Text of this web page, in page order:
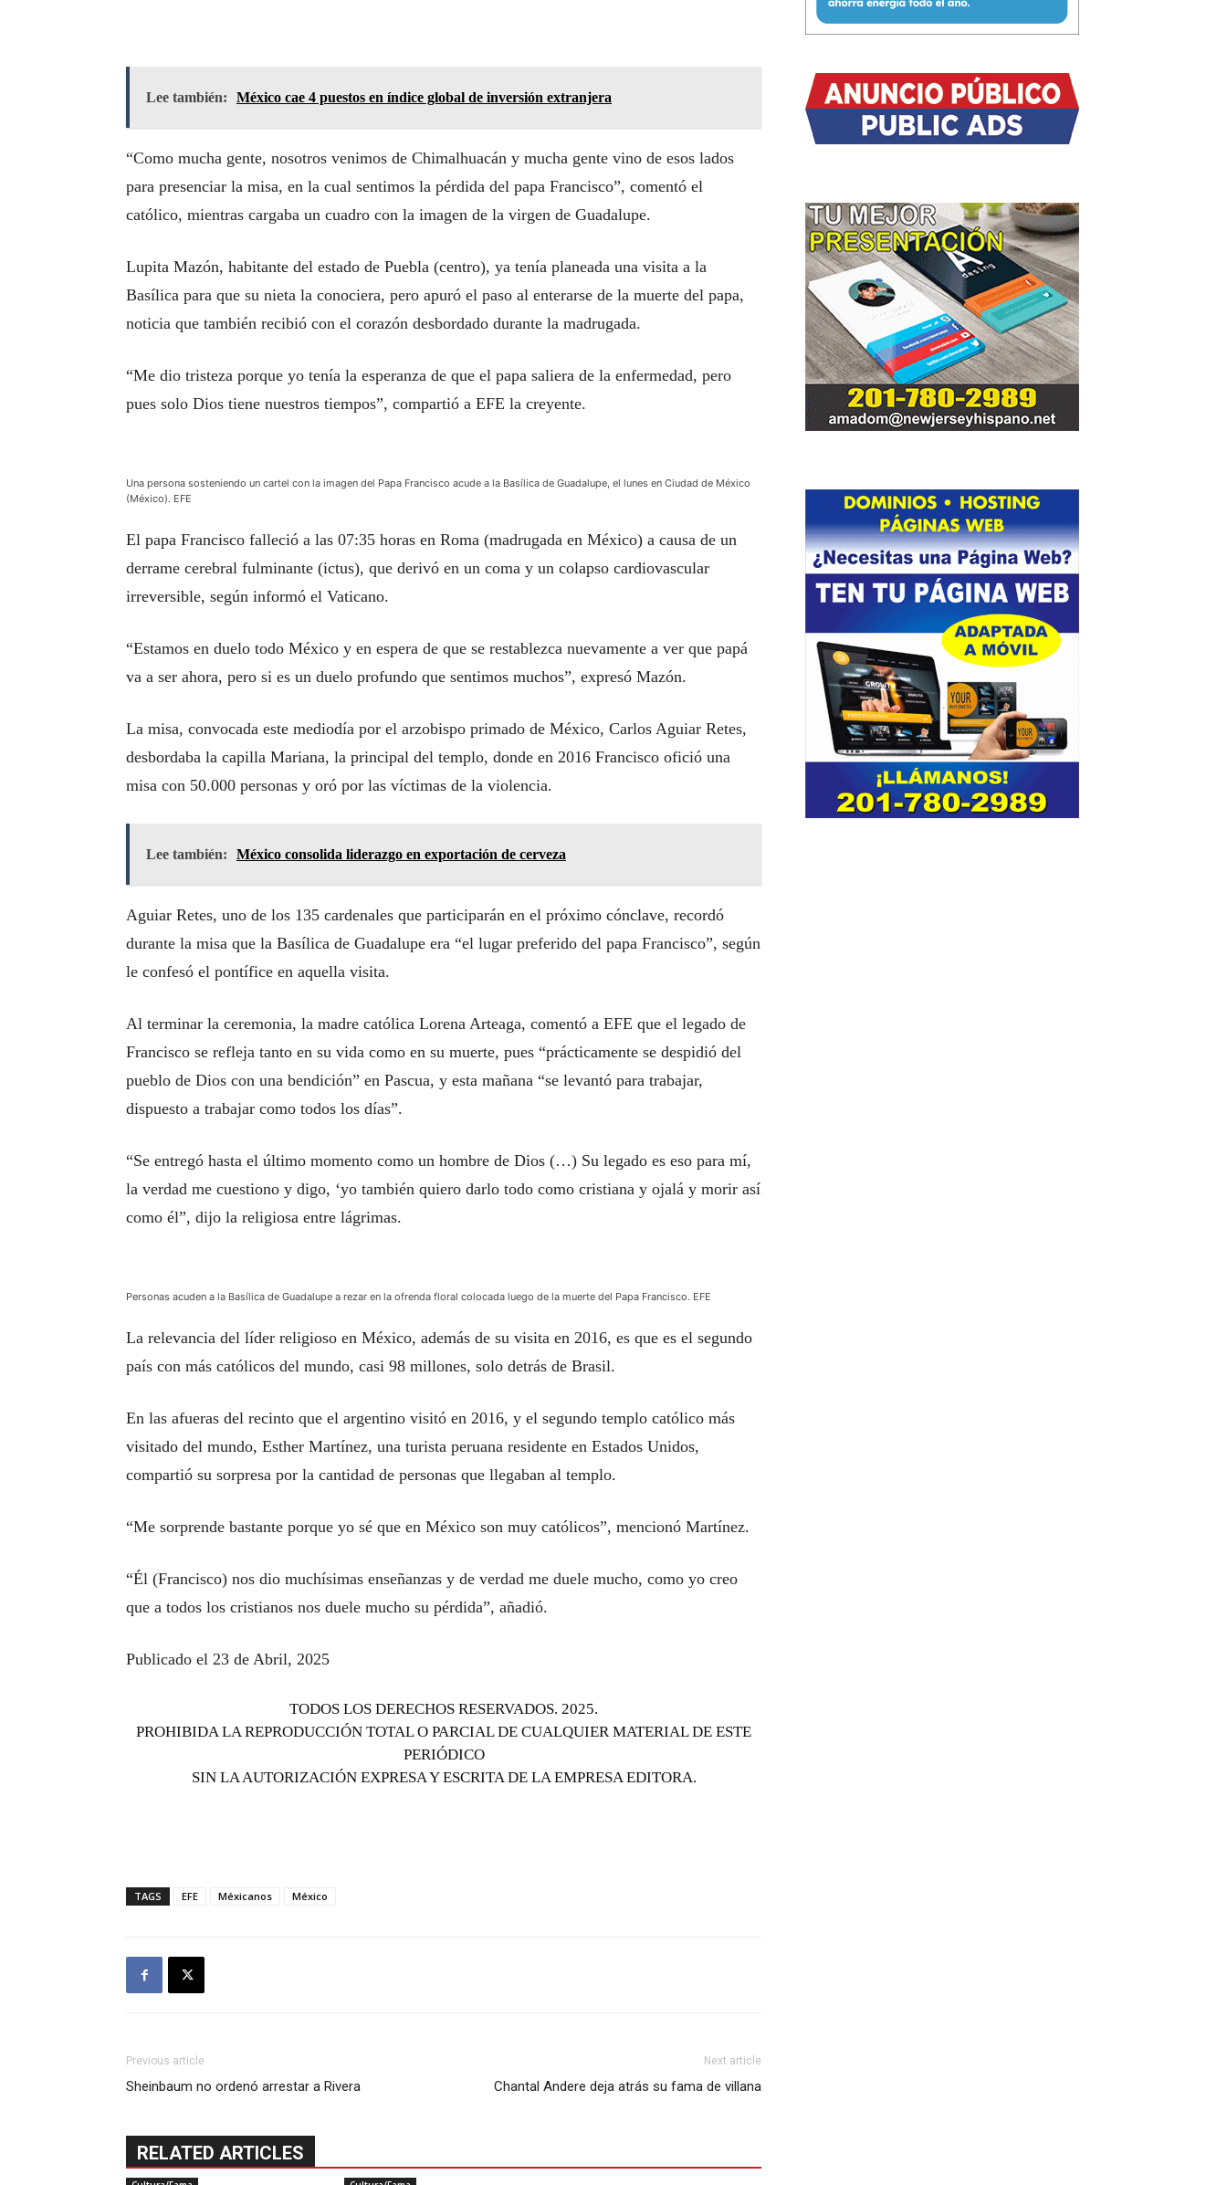
Lee también: México cae 4 puestos en índice global de inversión extranjera
“Como mucha gente, nosotros venimos de Chimalhuacán y mucha gente vino de esos lados
para presenciar la misa, en la cual sentimos la pérdida del papa Francisco”, comentó el
católico, mientras cargaba un cuadro con la imagen de la virgen de Guadalupe.
Lupita Mazón, habitante del estado de Puebla (centro), ya tenía planeada una visita a la
Basílica para que su nieta la conociera, pero apuró el paso al enterarse de la muerte del papa,
noticia que también recibió con el corazón desbordado durante la madrugada.
“Me dio tristeza porque yo tenía la esperanza de que el papa saliera de la enfermedad, pero
pues solo Dios tiene nuestros tiempos”, compartió a EFE la creyente.
Una persona sosteniendo un cartel con la imagen del Papa Francisco acude a la Basílica de Guadalupe, el lunes en Ciudad de México
(México). EFE
El papa Francisco falleció a las 07:35 horas en Roma (madrugada en México) a causa de un
derrame cerebral fulminante (ictus), que derivó en un coma y un colapso cardiovascular
irreversible, según informó el Vaticano.
“Estamos en duelo todo México y en espera de que se restablezca nuevamente a ver que papá
va a ser ahora, pero si es un duelo profundo que sentimos muchos”, expresó Mazón.
La misa, convocada este mediodía por el arzobispo primado de México, Carlos Aguiar Retes,
desbordaba la capilla Mariana, la principal del templo, donde en 2016 Francisco ofició una
misa con 50.000 personas y oró por las víctimas de la violencia.
Lee también: México consolida liderazgo en exportación de cerveza
Aguiar Retes, uno de los 135 cardenales que participarán en el próximo cónclave, recordó
durante la misa que la Basílica de Guadalupe era “el lugar preferido del papa Francisco”, según
le confesó el pontífice en aquella visita.
Al terminar la ceremonia, la madre católica Lorena Arteaga, comentó a EFE que el legado de
Francisco se refleja tanto en su vida como en su muerte, pues “prácticamente se despidió del
pueblo de Dios con una bendición” en Pascua, y esta mañana “se levantó para trabajar,
dispuesto a trabajar como todos los días”.
“Se entregó hasta el último momento como un hombre de Dios (…) Su legado es eso para mí,
la verdad me cuestiono y digo, ‘yo también quiero darlo todo como cristiana y ojalá y morir así
como él”, dijo la religiosa entre lágrimas.
Personas acuden a la Basílica de Guadalupe a rezar en la ofrenda floral colocada luego de la muerte del Papa Francisco. EFE
La relevancia del líder religioso en México, además de su visita en 2016, es que es el segundo
país con más católicos del mundo, casi 98 millones, solo detrás de Brasil.
En las afueras del recinto que el argentino visitó en 2016, y el segundo templo católico más
visitado del mundo, Esther Martínez, una turista peruana residente en Estados Unidos,
compartió su sorpresa por la cantidad de personas que llegaban al templo.
“Me sorprende bastante porque yo sé que en México son muy católicos”, mencionó Martínez.
“Él (Francisco) nos dio muchísimas enseñanzas y de verdad me duele mucho, como yo creo
que a todos los cristianos nos duele mucho su pérdida”, añadió.
Publicado el 23 de Abril, 2025
TODOS LOS DERECHOS RESERVADOS. 2025.
PROHIBIDA LA REPRODUCCIÓN TOTAL O PARCIAL DE CUALQUIER MATERIAL DE ESTE
PERIÓDICO
SIN LA AUTORIZACIÓN EXPRESA Y ESCRITA DE LA EMPRESA EDITORA.
TAGS EFE Méxicanos México
Previous article
Sheinbaum no ordenó arrestar a Rivera
Next article
Chantal Andere deja atrás su fama de villana
RELATED ARTICLES